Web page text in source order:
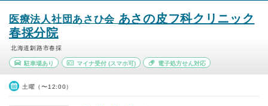
医療法人社団あさひ会 あさの皮フ科クリニック
春採分院
北海道釧路市春採
駐車場あり マイナ受付(スマホ可) 電子処方せん対応
土曜（〜12:00）